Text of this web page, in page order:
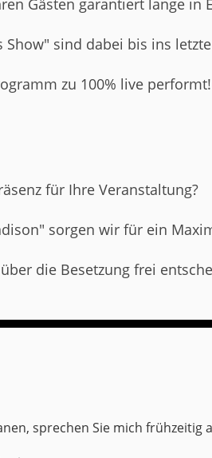
Gästen garantiert lange in
Show" sind dabei bis ins
zu 100% live performt!
für Ihre Veranstaltung?
sorgen wir für ein
die Besetzung frei
sprechen Sie mich